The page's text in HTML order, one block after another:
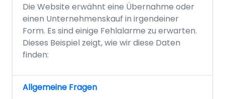
Die Website erwähnt eine Übernahme oder
einen Unternehmenskauf in irgendeiner
Form. Es sind einige Fehlalarme zu erwarten.
Dieses Beispiel zeigt, wie wir diese Daten
finden:
Allgemeine Fragen